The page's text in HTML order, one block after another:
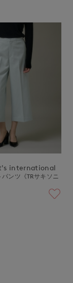
international
ンツ《TRサキソニ